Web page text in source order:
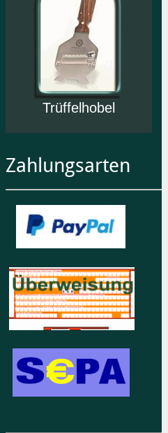
Trüffelhobel
Zahlungsarten